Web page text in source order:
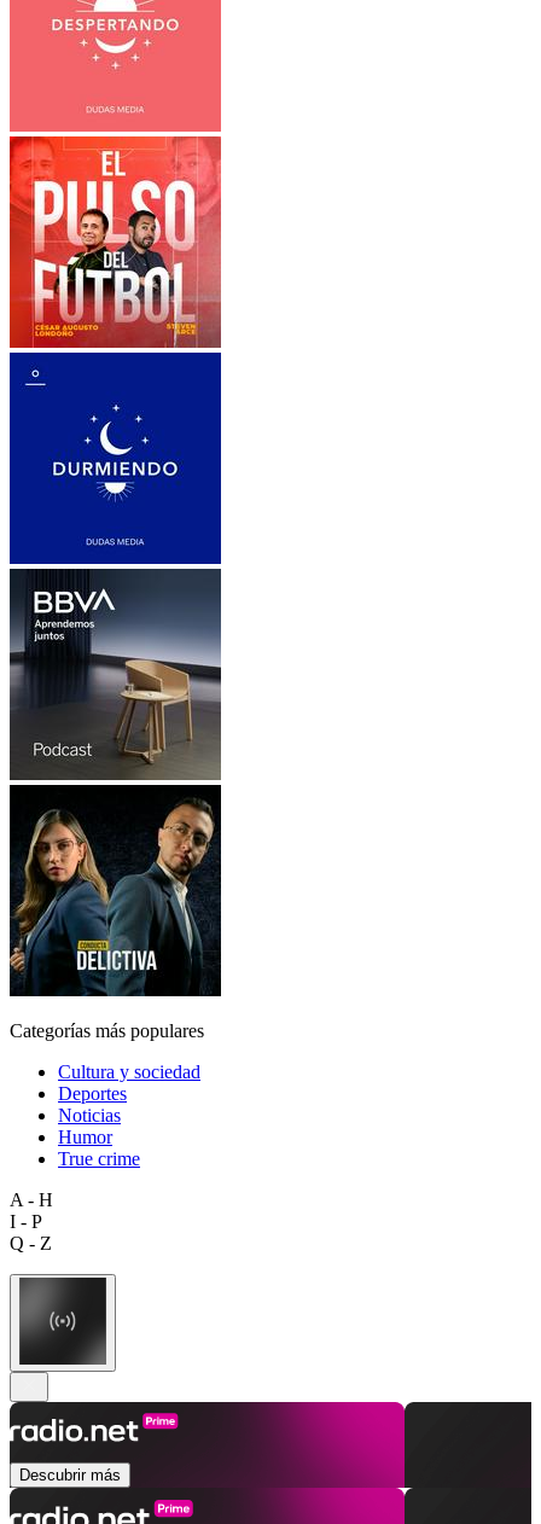
Categorías más populares
Cultura y sociedad
Deportes
Noticias
Humor
True crime
A - H
I - P
Q - Z
Descubrir más